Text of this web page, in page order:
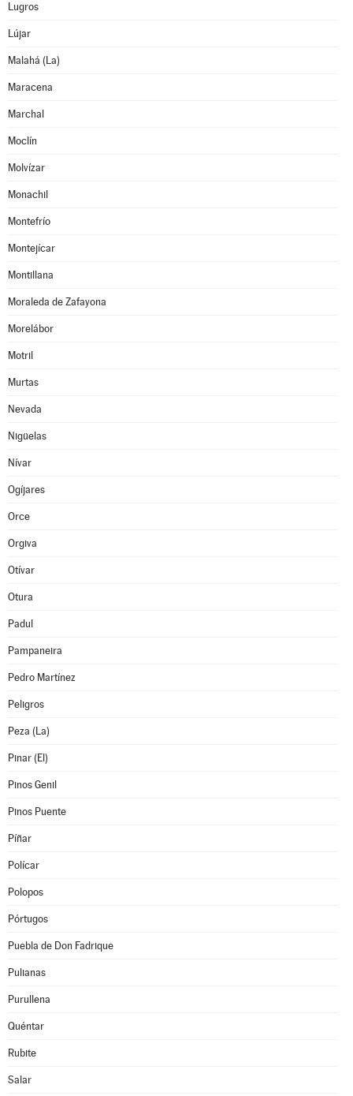
Lugros
Lújar
Malahá (La)
Maracena
Marchal
Moclín
Molvízar
Monachil
Montefrío
Montejícar
Montillana
Moraleda de Zafayona
Morelábor
Motril
Murtas
Nevada
Nigüelas
Nívar
Ogíjares
Orce
Orgiva
Otívar
Otura
Padul
Pampaneira
Pedro Martínez
Peligros
Peza (La)
Pinar (El)
Pinos Genil
Pinos Puente
Píñar
Polícar
Polopos
Pórtugos
Puebla de Don Fadrique
Pulianas
Purullena
Quéntar
Rubite
Salar